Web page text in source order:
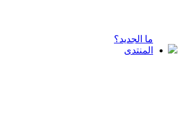
ما الجديد؟
المنتدى